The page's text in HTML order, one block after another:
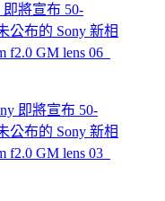
即將宣布 50-
公布的 Sony 新相
GM lens 06_